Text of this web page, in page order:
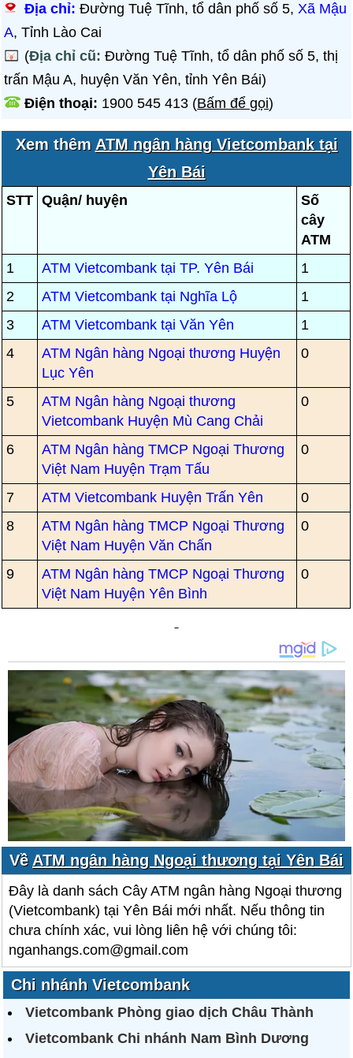
Địa chỉ:Đường Tuệ Tĩnh, tổ dân phố số 5,Xã Mậu
A, Tỉnh Lào Cai
(Địa chỉ cũ:Đường Tuệ Tĩnh, tổ dân phố số 5, thị
trấn Mậu A, huyện Văn Yên, tỉnh Yên Bái)
Điện thoại: 1900 545 413 (Bấm để gọi)
Xem thêm ATM ngân hàng Vietcombank tại
Yên Bái
STT Quận/ huyện
Số
cây
ATM
1
ATM Vietcombank tại TP. Yên Bái
1
2
ATM Vietcombank tại Nghĩa Lộ
1
3
ATM Vietcombank tại Văn Yên
1
4
ATM Ngân hàng Ngoại thương Huyện
Lục Yên
0
5
ATM Ngân hàng Ngoại thương
Vietcombank Huyện Mù Cang Chải
0
6
ATM Ngân hàng TMCP Ngoại Thương
Việt Nam Huyện Trạm Tấu
0
7 ATM Vietcombank Huyện Trấn Yên
0
8
ATM Ngân hàng TMCP Ngoại Thương
Việt Nam Huyện Văn Chấn
0
9
ATM Ngân hàng TMCP Ngoại Thương
Việt Nam Huyện Yên Bình
0
Về ATM ngân hàng Ngoại thương tại Yên Bái
Đây là danh sách Cây ATM ngân hàng Ngoại thương
(Vietcombank) tại Yên Bái mới nhất. Nếu thông tin
chưa chính xác, vui lòng liên hệ với chúng tôi:
nganhangs.com@gmail.com
Chi nhánh Vietcombank
Vietcombank Phòng giao dịch Châu Thành
Vietcombank Chi nhánh Nam Bình Dương